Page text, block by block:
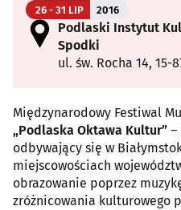
26 - 31 LIP 2016
Podlaski Instytut
Spodki
ul. św. Rocha 14, 15-
Międzynarodowy Festiwal
„Podlaska Oktawa Kultur” –
odbywający się w
miejscowościach
obrazowanie poprzez
zróżnicowania kulturowego